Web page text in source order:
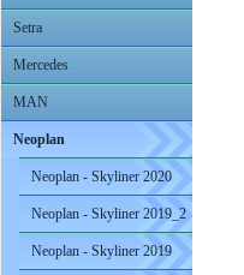
Setra
Mercedes
MAN
Neoplan
Neoplan - Skyliner 2020
Neoplan - Skyliner 2019_2
Neoplan - Skyliner 2019